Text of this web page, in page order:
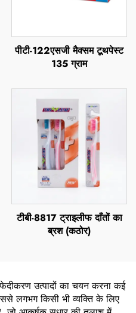
पीटी-122एसजी मैक्सम टूथपेस्ट
135 ग्राम
टीबी-8817 ट्राइलीफ दाँतों का
ब्रश (कठोर)
उत्पादों का चयन करना कई
लगभग किसी भी व्यक्ति के लिए